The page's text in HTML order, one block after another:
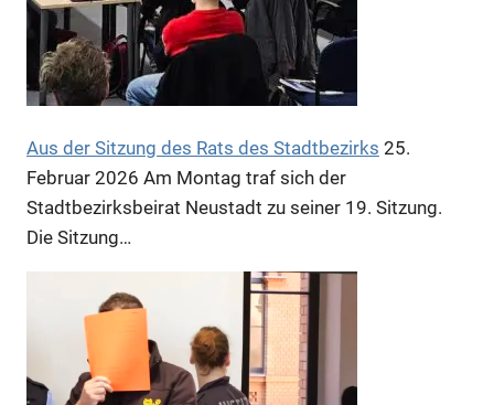
Aus der Sitzung des Rats des Stadtbezirks 25.
Februar 2026 Am Montag traf sich der
Stadtbezirksbeirat Neustadt zu seiner 19. Sitzung.
Die Sitzung…